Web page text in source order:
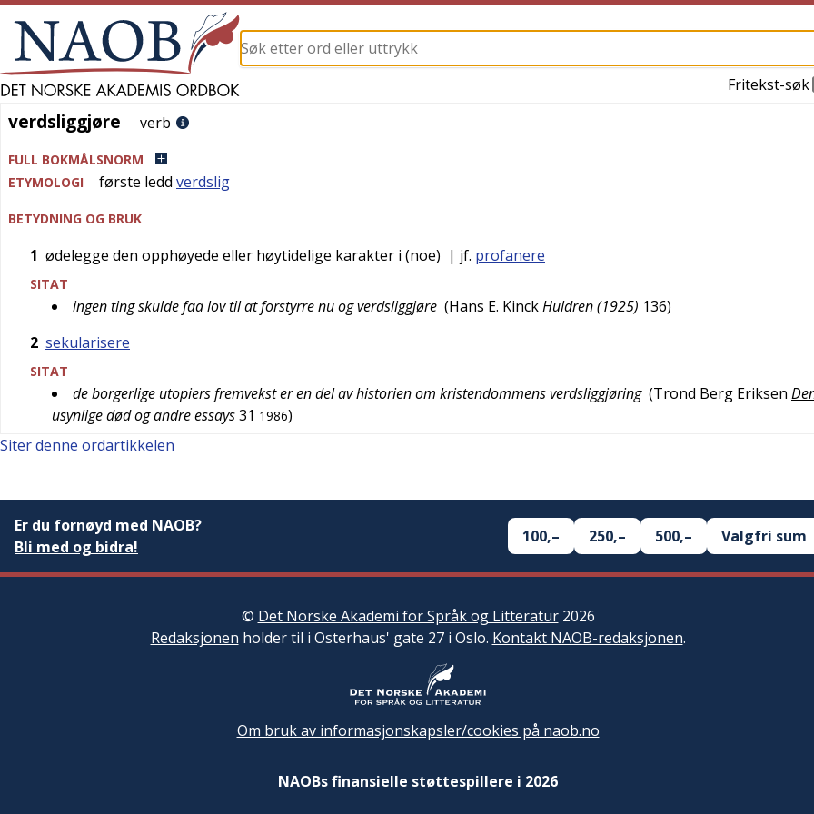
Fritekst-søk
verdsliggjøre
verdsliggjøre verb
FULL BOKMÅLSNORM
ETYMOLOGI
første ledd verdslig
BETYDNING OG BRUK
1 ødelegge den opphøyede eller høytidelige karakter i (noe) | jf. profanere
SITAT
ingen ting skulde faa lov til at forstyrre nu og verdsliggjøre (Hans E. KinckHuldren (1925) 136)
2 sekularisere
SITAT
de borgerlige utopiers fremvekst er en del av historien om kristendommens verdsliggjøring (Trond Berg Eriksen
usynlige død og andre essays31 1986)
Siter denne ordartikkelen
Er du fornøyd med NAOB?
Bli med og bidra!
100,– 250,– 500,– Valgfri sum
© Det Norske Akademi for Språk og Litteratur2026
Redaksjonen holder til i Osterhaus' gate 27 i Oslo. Kontakt NAOB-redaksjonen.
Om bruk av informasjonskapsler/cookies på naob.no
NAOBs finansielle støttespillere i 2026